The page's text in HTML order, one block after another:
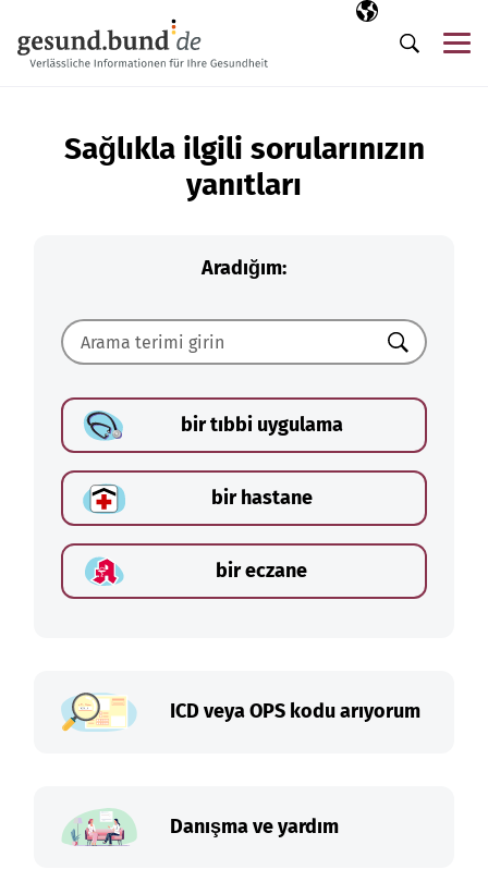
Seçili dil
TR
Arama
Sağlıkla ilgili sorularınızın
yanıtları
Aradığım:
Ara
bir tıbbi uygulama
bir hastane
bir eczane
ICD veya OPS kodu arıyorum
Danışma ve yardım